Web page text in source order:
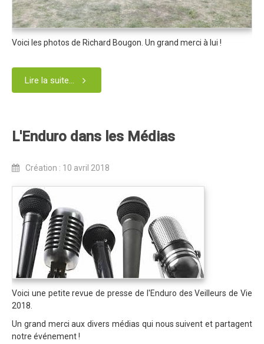
Programme 2024
Photos / Vidéos 2024
Edition 2023
Affiche 2023
Plans des spéciales 2023
Règlement 2023
Photos 2023
Edition 2022
Blog 2022
Règlement 2022
Affiche 2022
Voici les photos de Richard Bougon. Un grand merci à lui !
Lire la suite...
L'Enduro dans les Médias
Création : 10 avril 2018
Voici une petite revue de presse de l'Enduro des Veilleurs de Vie
2018.
Un grand merci aux divers médias qui nous suivent et partagent
notre événement !